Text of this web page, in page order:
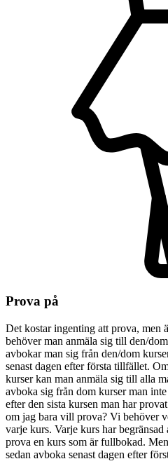
Prova på
Det kostar ingenting att prova, men
behöver man anmäla sig till den/
avbokar man sig från den/dom
senast dagen efter första tillfället.
kurser kan man anmäla sig till alla
avboka sig från dom kurser man
efter den sista kursen man har
om jag bara vill prova? Vi behöver
varje kurs. Varje kurs har
prova en kurs som är fullbokad.
sedan avboka senast dagen efter